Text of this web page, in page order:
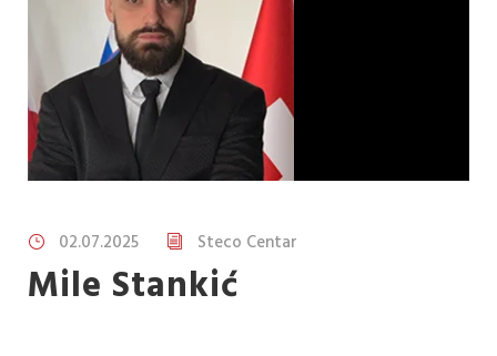
02.07.2025 Steco Centar
Mile Stankić